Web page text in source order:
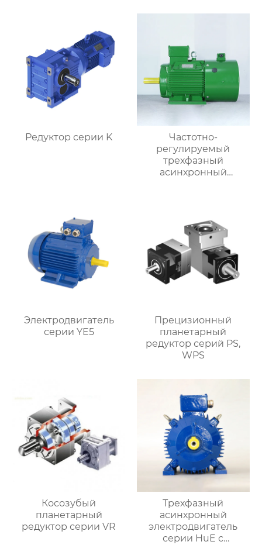
Редуктор серии K
Частотно-
регулируемый
трехфазный
асинхронный
Электродвигатель
серии YE5
Прецизионный
планетарный
редуктор серий PS,
WPS
Косозубый
планетарный
редуктор серии VR
Трехфазный
асинхронный
электродвигатель
серии HuE с